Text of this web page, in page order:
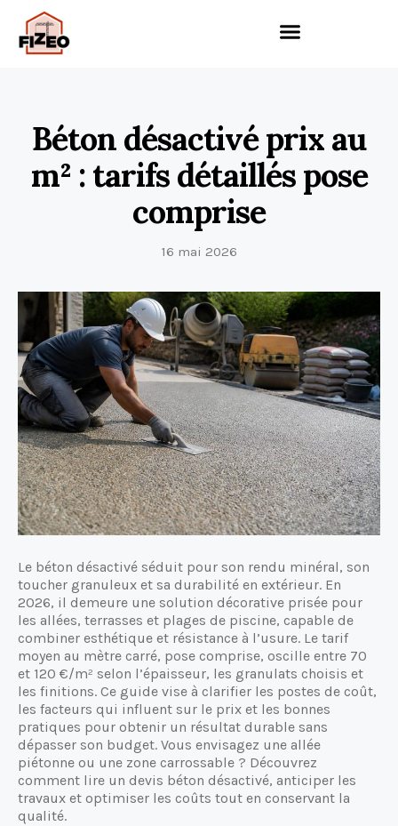
Béton désactivé prix au
m² : tarifs détaillés pose
comprise
16 mai 2026
Le béton désactivé séduit pour son rendu minéral, son
toucher granuleux et sa durabilité en extérieur. En
2026, il demeure une solution décorative prisée pour
les allées, terrasses et plages de piscine, capable de
combiner esthétique et résistance à l’usure. Le tarif
moyen au mètre carré, pose comprise, oscille entre 70
et 120 €/m² selon l’épaisseur, les granulats choisis et
les finitions. Ce guide vise à clarifier les postes de coût,
les facteurs qui influent sur le prix et les bonnes
pratiques pour obtenir un résultat durable sans
dépasser son budget. Vous envisagez une allée
piétonne ou une zone carrossable ? Découvrez
comment lire un devis béton désactivé, anticiper les
travaux et optimiser les coûts tout en conservant la
qualité.